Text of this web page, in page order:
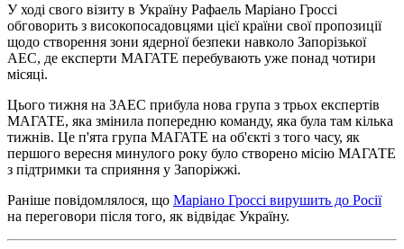
У ході свого візиту в Україну Рафаель Маріано Гроссі
обговорить з високопосадовцями цієї країни свої пропозиції
щодо створення зони ядерної безпеки навколо Запорізької
АЕС, де експерти МАГАТЕ перебувають уже понад чотири
місяці.
Цього тижня на ЗАЕС прибула нова група з трьох експертів
МАГАТЕ, яка змінила попередню команду, яка була там кілька
тижнів. Це п'ята група МАГАТЕ на об'єкті з того часу, як
першого вересня минулого року було створено місію МАГАТЕ
з підтримки та сприяння у Запоріжжі.
Раніше повідомлялося, що Маріано Гроссі вирушить до Росії
на переговори після того, як відвідає Україну.